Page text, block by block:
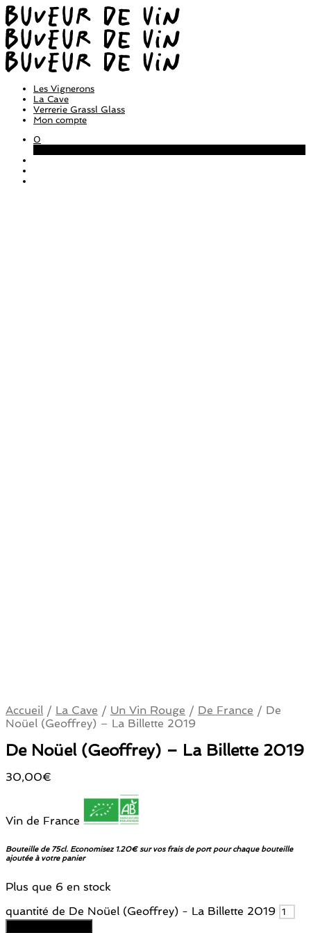
Les Vignerons
La Cave
Verrerie Grassl Glass
Mon compte
0
Accueil / La Cave / Un Vin Rouge / De France / De
Noüel (Geoffrey) – La Billette 2019
De Noüel (Geoffrey) – La Billette 2019
30,00€
Vin de France
Bouteille de 75cl. Economisez 1.20€ sur vos frais de port pour chaque bouteille
ajoutée à votre panier
Plus que 6 en stock
quantité de De Noüel (Geoffrey) - La Billette 2019